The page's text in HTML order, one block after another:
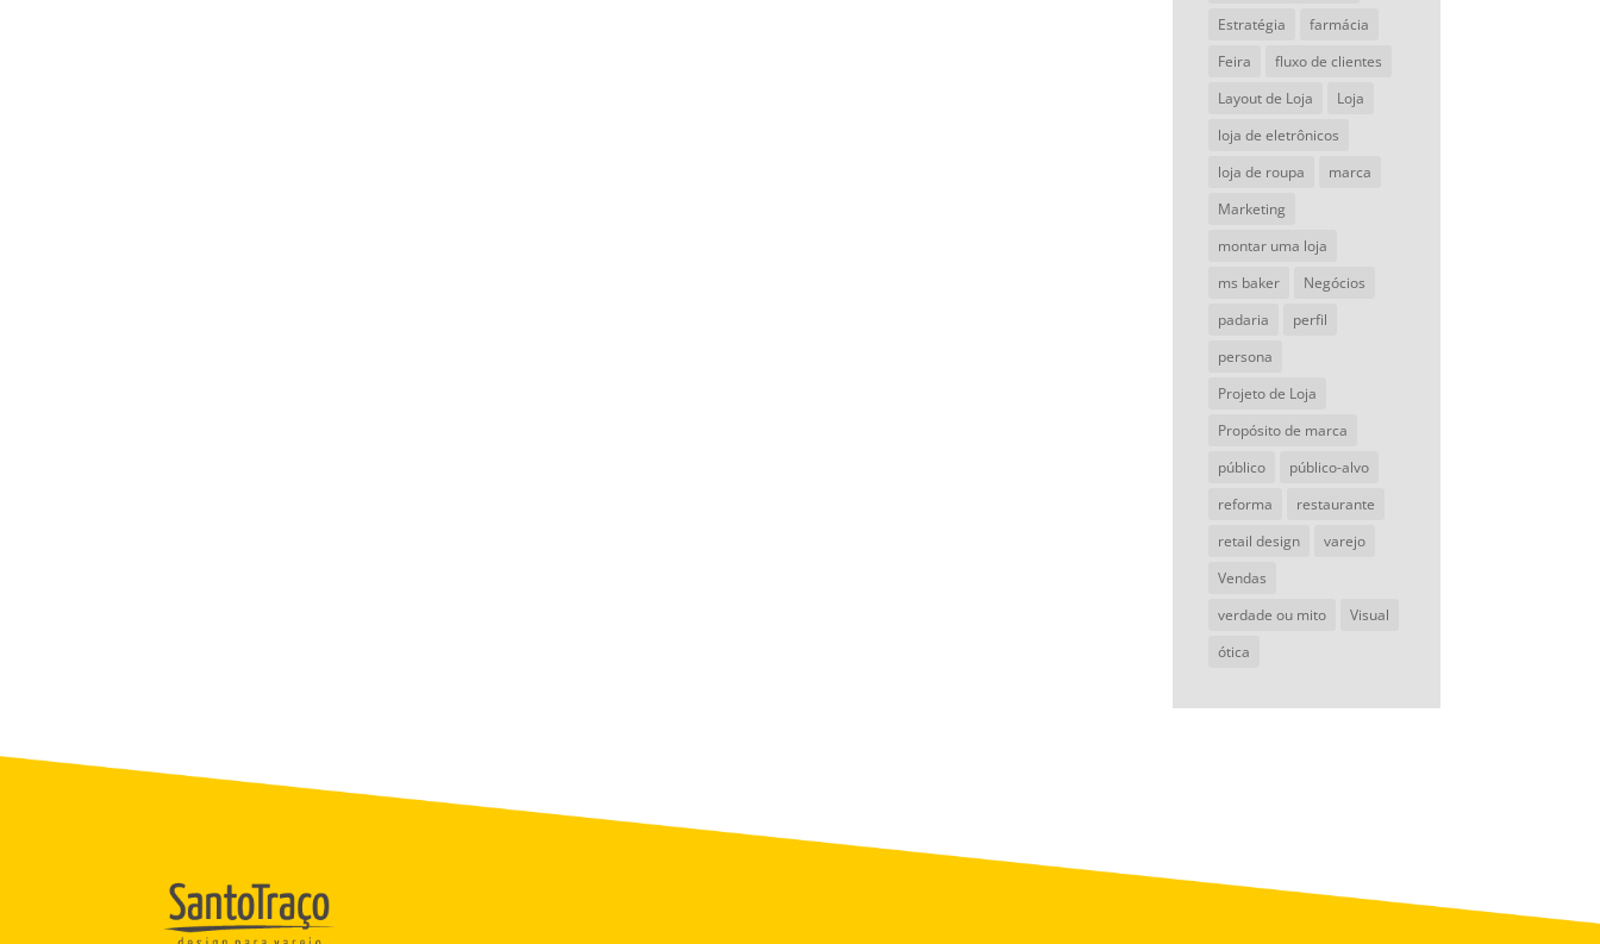
Estratégia
farmácia
Feira
fluxo de clientes
Layout de Loja
Loja
loja de eletrônicos
loja de roupa
marca
Marketing
montar uma loja
ms baker
Negócios
padaria
perfil
persona
Projeto de Loja
Propósito de marca
público
público-alvo
reforma
restaurante
retail design
varejo
Vendas
verdade ou mito
Visual
ótica